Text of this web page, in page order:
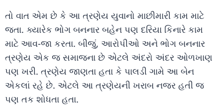
તો વાત એમ છે કે આ ત્રણેય યુવાનો માછીમારી કામ માટે
જતા. ક્યારેક ભોગ બનનાર બહેન પણ દરિયા કિનારે કામ
માટે આવ-જા કરતા. બીજું, આરોપીઓ અને ભોગ બનનાર
ત્રણેય એક જ સમાજના છે એટલે અંદરો અંદર ઓળખાણ
પણ ખરી. ત્રણેય જાણતા હતા કે પાલડી ગામે આ બેન
એકલાં રહે છે. એટલે આ ત્રણેયની ખરાબ નજર હતી જ
પણ તક શોધતા હતા.